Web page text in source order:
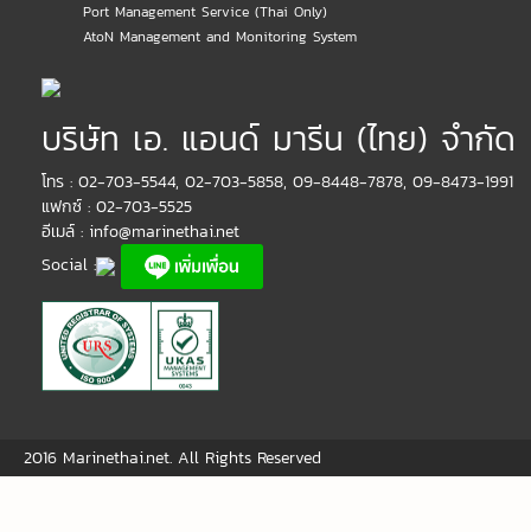
Port Management Service (Thai Only)
AtoN Management and Monitoring System
บริษัท เอ. แอนด์ มารีน (ไทย) จำกัด
โทร : 02-703-5544, 02-703-5858, 09-8448-7878, 09-8473-1991
แฟกซ์ : 02-703-5525
อีเมล์ : info@marinethai.net
Social :
2016 Marinethai.net. All Rights Reserved